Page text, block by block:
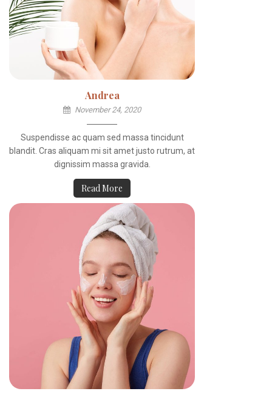
Andrea
November 24, 2020
Suspendisse ac quam sed massa tincidunt
blandit. Cras aliquam mi sit amet justo rutrum, at
dignissim massa gravida.
Read More